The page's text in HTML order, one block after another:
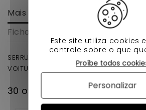
Mais informação
Ficha de dados
SERRURE DE HAYON LIGIER XTOO , MAX
VOITURE SANS PERMIS .
30 outros produtos na
Este site utiliza cookies
controle sobre o que
Proíbe todos
Personalizar